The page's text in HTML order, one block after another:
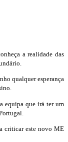
a realidade das
qualquer esperança
equipa que irá ter um
criticar este novo ME